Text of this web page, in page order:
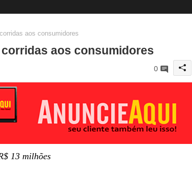
aos consumidores
aos consumidores
0
13 milhões